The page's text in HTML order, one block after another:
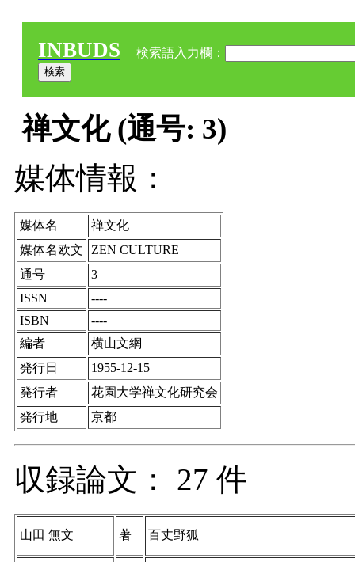
INBUDS 検索語入力欄：
禅文化 (通号: 3)
媒体情報：
媒体名
禅文化
媒体名欧文
ZEN CULTURE
通号
3
ISSN
----
ISBN
----
編者
横山文網
発行日
1955-12-15
発行者
花園大学禅文化研究会
発行地
京都
収録論文： 27 件
山田 無文 著 百丈野狐